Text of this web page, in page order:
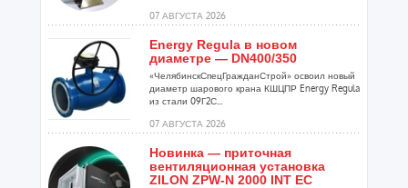
07 АВГУСТА 2026
Energy Regula в новом
диаметре — DN400/350
«ЧелябинскСпецГражданСтрой» освоил новый
диаметр шарового крана КШЦПР Energy Regula
из стали 09Г2С...
07 АВГУСТА 2026
Новинка — приточная
вентиляционная установка
ZILON ZPW-N 2000 INT EC